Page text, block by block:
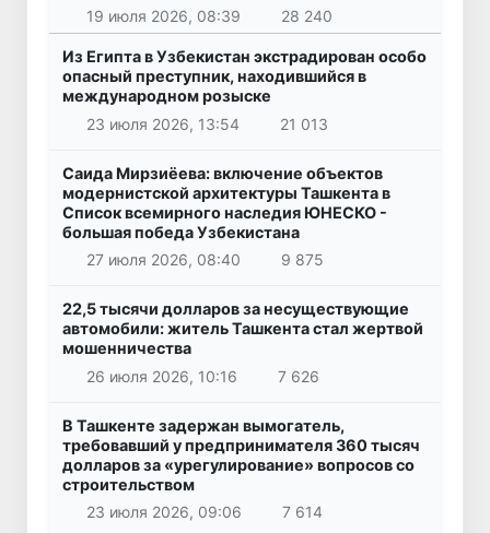
19 июля 2026, 08:39 28 240
Из Египта в Узбекистан экстрадирован особо
опасный преступник, находившийся в
международном розыске
23 июля 2026, 13:54
21 013
Саида Мирзиёева: включение объектов
модернистской архитектуры Ташкента в
Список всемирного наследия ЮНЕСКО -
большая победа Узбекистана
27 июля 2026, 08:40
9 875
22,5 тысячи долларов за несуществующие
автомобили: житель Ташкента стал жертвой
мошенничества
26 июля 2026, 10:16
7 626
В Ташкенте задержан вымогатель,
требовавший у предпринимателя 360 тысяч
долларов за «урегулирование» вопросов со
строительством
23 июля 2026, 09:06
7 614